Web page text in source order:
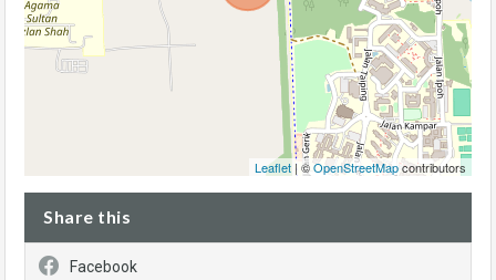
Leaflet | ©OpenStreetMapcontributors
Share this
Facebook